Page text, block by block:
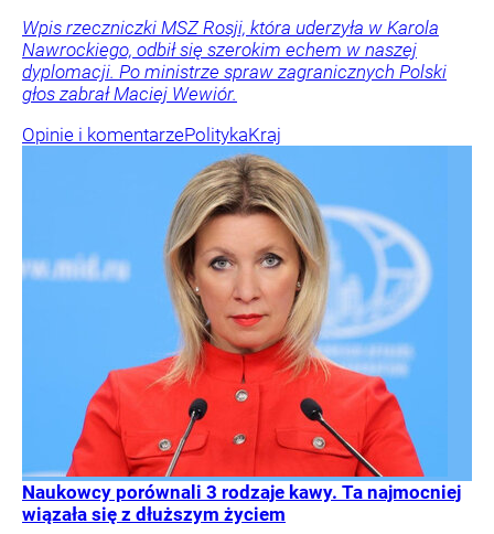
Wpis rzeczniczki MSZ Rosji, która uderzyła w Karola
Nawrockiego, odbił się szerokim echem w naszej
dyplomacji. Po ministrze spraw zagranicznych Polski
głos zabrał Maciej Wewiór.
Opinie i komentarzePolitykaKraj
Naukowcy porównali 3 rodzaje kawy. Ta najmocniej
wiązała się z dłuższym życiem